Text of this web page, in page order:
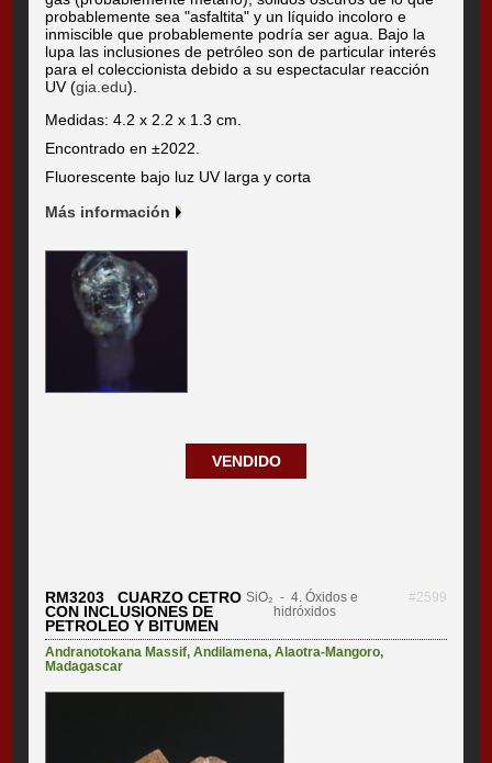
probablemente sea "asfaltita" y un líquido incoloro e
inmiscible que probablemente podría ser agua. Bajo la
lupa las inclusiones de petróleo son de particular interés
para el coleccionista debido a su espectacular reacción
UV (gia.edu).
Medidas: 4.2 x 2.2 x 1.3 cm.
Encontrado en ±2022.
Fluorescente bajo luz UV larga y corta
Más información
VENDIDO
RM3203 CUARZO CETRO
CON INCLUSIONES DE
PETROLEO Y BITUMEN
SiO₂ - 4. Óxidos e
hidróxidos
#2599
Andranotokana Massif,Andilamena,Alaotra-Mangoro,
Madagascar